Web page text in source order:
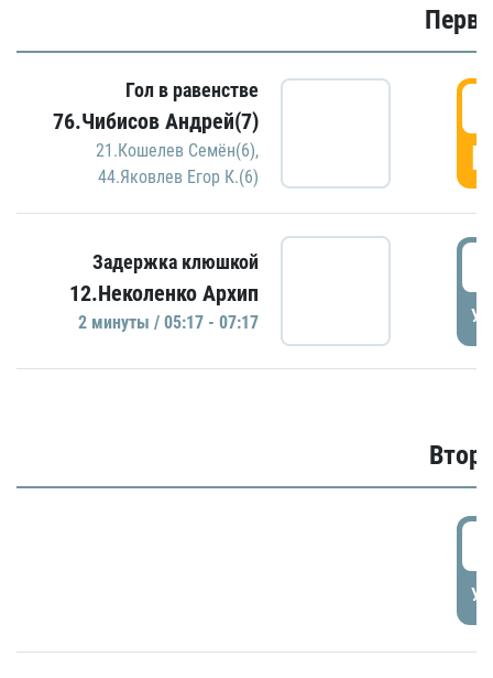
Гол в равенстве
76.Чибисов Андрей(7)
21.Кошелев Семён(6),
44.Яковлев Егор К.(6)
Задержка клюшкой
12.Неколенко Архип
2 минуты / 05:17 - 07:17